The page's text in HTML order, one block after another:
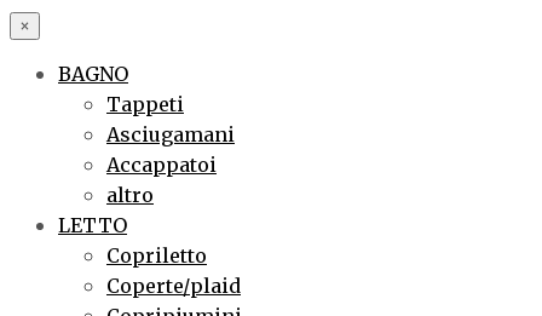
×
BAGNO
Tappeti
Asciugamani
Accappatoi
altro
LETTO
Copriletto
Coperte/plaid